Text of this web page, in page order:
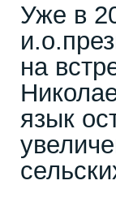
Уже в
на
язык